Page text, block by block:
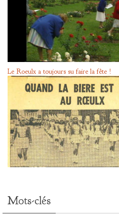
Le Roeulx a toujours su faire la fête !
Mots-clés